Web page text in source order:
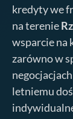
kredyty we
na terenie
wsparcie na
zarówno w
letniemu